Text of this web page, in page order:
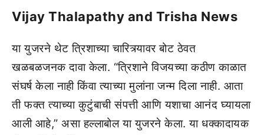
Vijay Thalapathy and Trisha News
या युजरने थेट त्रिशाच्या चारित्र्यावर बोट ठेवत
खळबळजनक दावा केला. “त्रिशाने विजयच्या कठीण काळात
संघर्ष केला नाही किंवा त्याच्या मुलांना जन्म दिला नाही. आता
ती फक्त त्याच्या कुटुंबाची संपत्ती आणि यशाचा आनंद घ्यायला
आली आहे,” असा हल्लाबोल या युजरने केला. या धक्कादायक